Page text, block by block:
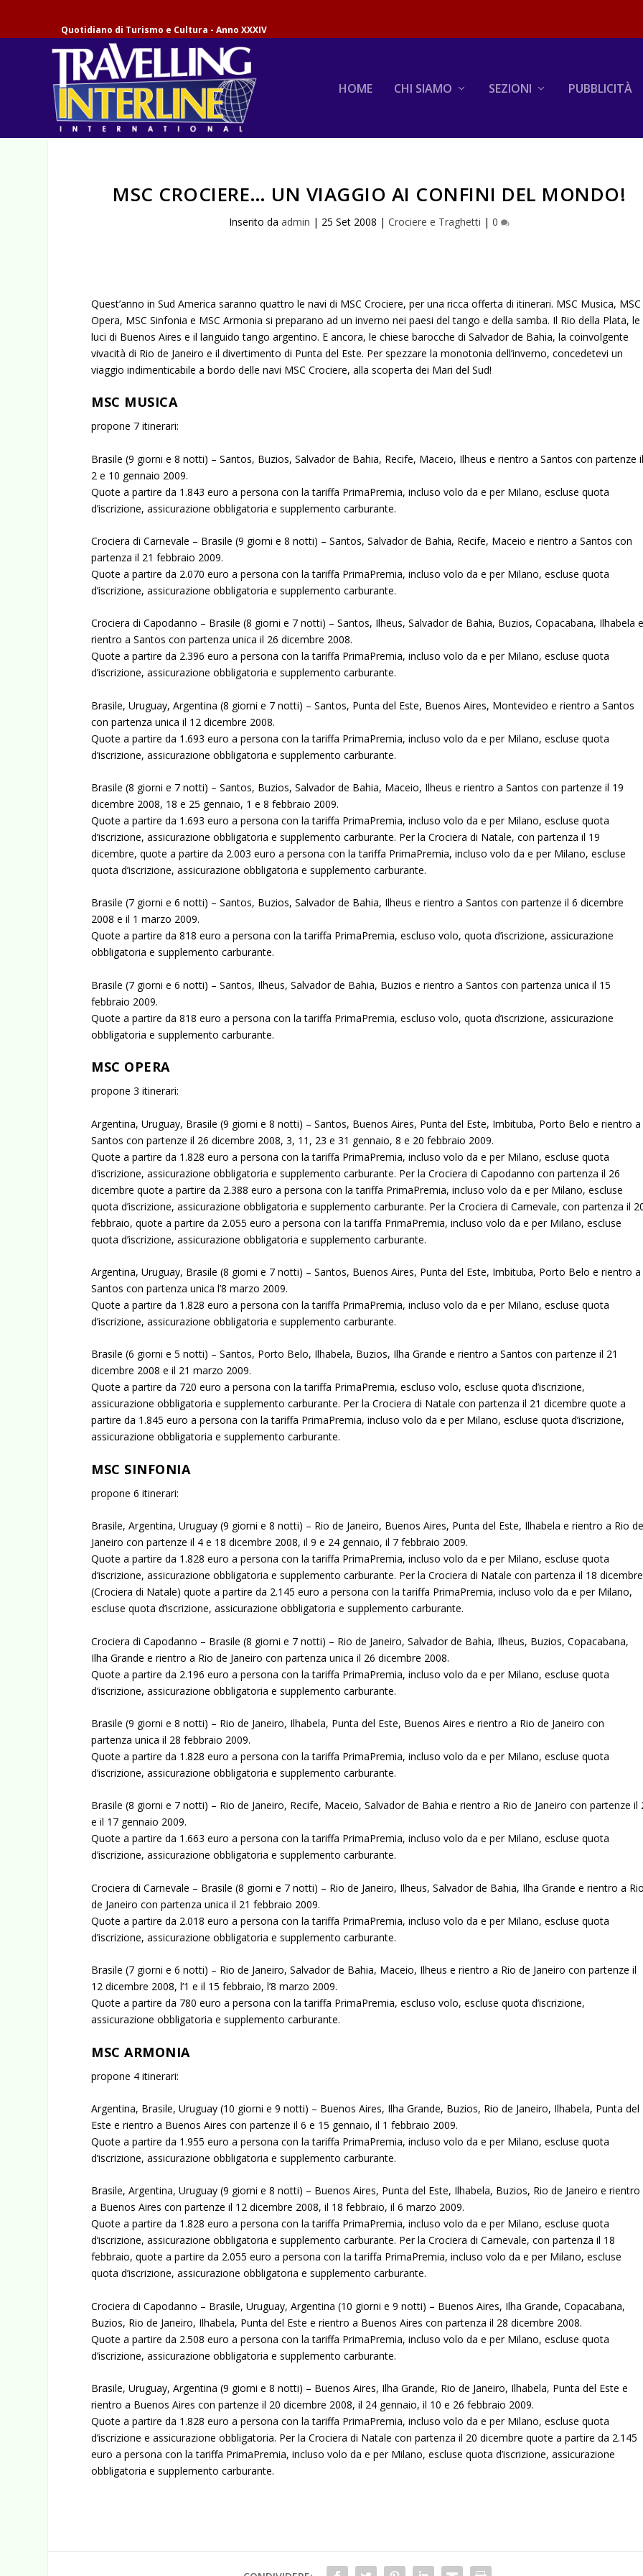
Quotidiano di Turismo e Cultura - Anno XXXIV
HOME CHI SIAMO SEZIONI PUBBLICITÀ
MSC CROCIERE… UN VIAGGIO AI CONFINI DEL MONDO!
Inserito daadmin | 25 Set 2008 |Crociere e Traghetti |0
Quest’anno in Sud America saranno quattro le navi di MSC Crociere, per una ricca offerta di itinerari. MSC Musica, MSC
Opera, MSC Sinfonia e MSC Armonia si preparano ad un inverno nei paesi del tango e della samba. Il Rio della Plata, le
luci di Buenos Aires e il languido tango argentino. E ancora, le chiese barocche di Salvador de Bahia, la coinvolgente
vivacità di Rio de Janeiro e il divertimento di Punta del Este. Per spezzare la monotonia dell’inverno, concedetevi un
viaggio indimenticabile a bordo delle navi MSC Crociere, alla scoperta dei Mari del Sud!
MSC MUSICA
propone 7 itinerari:
Brasile (9 giorni e 8 notti) – Santos, Buzios, Salvador de Bahia, Recife, Maceio, Ilheus e rientro a Santos con partenze
2 e 10 gennaio 2009.
Quote a partire da 1.843 euro a persona con la tariffa PrimaPremia, incluso volo da e per Milano, escluse quota
d’iscrizione, assicurazione obbligatoria e supplemento carburante.
Crociera di Carnevale – Brasile (9 giorni e 8 notti) – Santos, Salvador de Bahia, Recife, Maceio e rientro a Santos con
partenza il 21 febbraio 2009.
Quote a partire da 2.070 euro a persona con la tariffa PrimaPremia, incluso volo da e per Milano, escluse quota
d’iscrizione, assicurazione obbligatoria e supplemento carburante.
Crociera di Capodanno – Brasile (8 giorni e 7 notti) – Santos, Ilheus, Salvador de Bahia, Buzios, Copacabana, Ilhabela
rientro a Santos con partenza unica il 26 dicembre 2008.
Quote a partire da 2.396 euro a persona con la tariffa PrimaPremia, incluso volo da e per Milano, escluse quota
d’iscrizione, assicurazione obbligatoria e supplemento carburante.
Brasile, Uruguay, Argentina (8 giorni e 7 notti) – Santos, Punta del Este, Buenos Aires, Montevideo e rientro a Santos
con partenza unica il 12 dicembre 2008.
Quote a partire da 1.693 euro a persona con la tariffa PrimaPremia, incluso volo da e per Milano, escluse quota
d’iscrizione, assicurazione obbligatoria e supplemento carburante.
Brasile (8 giorni e 7 notti) – Santos, Buzios, Salvador de Bahia, Maceio, Ilheus e rientro a Santos con partenze il 19
dicembre 2008, 18 e 25 gennaio, 1 e 8 febbraio 2009.
Quote a partire da 1.693 euro a persona con la tariffa PrimaPremia, incluso volo da e per Milano, escluse quota
d’iscrizione, assicurazione obbligatoria e supplemento carburante. Per la Crociera di Natale, con partenza il 19
dicembre, quote a partire da 2.003 euro a persona con la tariffa PrimaPremia, incluso volo da e per Milano, escluse
quota d’iscrizione, assicurazione obbligatoria e supplemento carburante.
Brasile (7 giorni e 6 notti) – Santos, Buzios, Salvador de Bahia, Ilheus e rientro a Santos con partenze il 6 dicembre
2008 e il 1 marzo 2009.
Quote a partire da 818 euro a persona con la tariffa PrimaPremia, escluso volo, quota d’iscrizione, assicurazione
obbligatoria e supplemento carburante.
Brasile (7 giorni e 6 notti) – Santos, Ilheus, Salvador de Bahia, Buzios e rientro a Santos con partenza unica il 15
febbraio 2009.
Quote a partire da 818 euro a persona con la tariffa PrimaPremia, escluso volo, quota d’iscrizione, assicurazione
obbligatoria e supplemento carburante.
MSC OPERA
propone 3 itinerari:
Argentina, Uruguay, Brasile (9 giorni e 8 notti) – Santos, Buenos Aires, Punta del Este, Imbituba, Porto Belo e rientro a
Santos con partenze il 26 dicembre 2008, 3, 11, 23 e 31 gennaio, 8 e 20 febbraio 2009.
Quote a partire da 1.828 euro a persona con la tariffa PrimaPremia, incluso volo da e per Milano, escluse quota
d’iscrizione, assicurazione obbligatoria e supplemento carburante. Per la Crociera di Capodanno con partenza il 26
dicembre quote a partire da 2.388 euro a persona con la tariffa PrimaPremia, incluso volo da e per Milano, escluse
quota d’iscrizione, assicurazione obbligatoria e supplemento carburante. Per la Crociera di Carnevale, con partenza il
febbraio, quote a partire da 2.055 euro a persona con la tariffa PrimaPremia, incluso volo da e per Milano, escluse
quota d’iscrizione, assicurazione obbligatoria e supplemento carburante.
Argentina, Uruguay, Brasile (8 giorni e 7 notti) – Santos, Buenos Aires, Punta del Este, Imbituba, Porto Belo e rientro a
Santos con partenza unica l’8 marzo 2009.
Quote a partire da 1.828 euro a persona con la tariffa PrimaPremia, incluso volo da e per Milano, escluse quota
d’iscrizione, assicurazione obbligatoria e supplemento carburante.
Brasile (6 giorni e 5 notti) – Santos, Porto Belo, Ilhabela, Buzios, Ilha Grande e rientro a Santos con partenze il 21
dicembre 2008 e il 21 marzo 2009.
Quote a partire da 720 euro a persona con la tariffa PrimaPremia, escluso volo, escluse quota d’iscrizione,
assicurazione obbligatoria e supplemento carburante. Per la Crociera di Natale con partenza il 21 dicembre quote a
partire da 1.845 euro a persona con la tariffa PrimaPremia, incluso volo da e per Milano, escluse quota d’iscrizione,
assicurazione obbligatoria e supplemento carburante.
MSC SINFONIA
propone 6 itinerari:
Brasile, Argentina, Uruguay (9 giorni e 8 notti) – Rio de Janeiro, Buenos Aires, Punta del Este, Ilhabela e rientro a Rio
Janeiro con partenze il 4 e 18 dicembre 2008, il 9 e 24 gennaio, il 7 febbraio 2009.
Quote a partire da 1.828 euro a persona con la tariffa PrimaPremia, incluso volo da e per Milano, escluse quota
d’iscrizione, assicurazione obbligatoria e supplemento carburante. Per la Crociera di Natale con partenza il 18 dicembre
(Crociera di Natale) quote a partire da 2.145 euro a persona con la tariffa PrimaPremia, incluso volo da e per Milano,
escluse quota d’iscrizione, assicurazione obbligatoria e supplemento carburante.
Crociera di Capodanno – Brasile (8 giorni e 7 notti) – Rio de Janeiro, Salvador de Bahia, Ilheus, Buzios, Copacabana,
Ilha Grande e rientro a Rio de Janeiro con partenza unica il 26 dicembre 2008.
Quote a partire da 2.196 euro a persona con la tariffa PrimaPremia, incluso volo da e per Milano, escluse quota
d’iscrizione, assicurazione obbligatoria e supplemento carburante.
Brasile (9 giorni e 8 notti) – Rio de Janeiro, Ilhabela, Punta del Este, Buenos Aires e rientro a Rio de Janeiro con
partenza unica il 28 febbraio 2009.
Quote a partire da 1.828 euro a persona con la tariffa PrimaPremia, incluso volo da e per Milano, escluse quota
d’iscrizione, assicurazione obbligatoria e supplemento carburante.
Brasile (8 giorni e 7 notti) – Rio de Janeiro, Recife, Maceio, Salvador de Bahia e rientro a Rio de Janeiro con partenze il
e il 17 gennaio 2009.
Quote a partire da 1.663 euro a persona con la tariffa PrimaPremia, incluso volo da e per Milano, escluse quota
d’iscrizione, assicurazione obbligatoria e supplemento carburante.
Crociera di Carnevale – Brasile (8 giorni e 7 notti) – Rio de Janeiro, Ilheus, Salvador de Bahia, Ilha Grande e rientro a
de Janeiro con partenza unica il 21 febbraio 2009.
Quote a partire da 2.018 euro a persona con la tariffa PrimaPremia, incluso volo da e per Milano, escluse quota
d’iscrizione, assicurazione obbligatoria e supplemento carburante.
Brasile (7 giorni e 6 notti) – Rio de Janeiro, Salvador de Bahia, Maceio, Ilheus e rientro a Rio de Janeiro con partenze il
12 dicembre 2008, l’1 e il 15 febbraio, l’8 marzo 2009.
Quote a partire da 780 euro a persona con la tariffa PrimaPremia, escluso volo, escluse quota d’iscrizione,
assicurazione obbligatoria e supplemento carburante.
MSC ARMONIA
propone 4 itinerari:
Argentina, Brasile, Uruguay (10 giorni e 9 notti) – Buenos Aires, Ilha Grande, Buzios, Rio de Janeiro, Ilhabela, Punta del
Este e rientro a Buenos Aires con partenze il 6 e 15 gennaio, il 1 febbraio 2009.
Quote a partire da 1.955 euro a persona con la tariffa PrimaPremia, incluso volo da e per Milano, escluse quota
d’iscrizione, assicurazione obbligatoria e supplemento carburante.
Brasile, Argentina, Uruguay (9 giorni e 8 notti) – Buenos Aires, Punta del Este, Ilhabela, Buzios, Rio de Janeiro e rientro
a Buenos Aires con partenze il 12 dicembre 2008, il 18 febbraio, il 6 marzo 2009.
Quote a partire da 1.828 euro a persona con la tariffa PrimaPremia, incluso volo da e per Milano, escluse quota
d’iscrizione, assicurazione obbligatoria e supplemento carburante. Per la Crociera di Carnevale, con partenza il 18
febbraio, quote a partire da 2.055 euro a persona con la tariffa PrimaPremia, incluso volo da e per Milano, escluse
quota d’iscrizione, assicurazione obbligatoria e supplemento carburante.
Crociera di Capodanno – Brasile, Uruguay, Argentina (10 giorni e 9 notti) – Buenos Aires, Ilha Grande, Copacabana,
Buzios, Rio de Janeiro, Ilhabela, Punta del Este e rientro a Buenos Aires con partenza il 28 dicembre 2008.
Quote a partire da 2.508 euro a persona con la tariffa PrimaPremia, incluso volo da e per Milano, escluse quota
d’iscrizione, assicurazione obbligatoria e supplemento carburante.
Brasile, Uruguay, Argentina (9 giorni e 8 notti) – Buenos Aires, Ilha Grande, Rio de Janeiro, Ilhabela, Punta del Este e
rientro a Buenos Aires con partenze il 20 dicembre 2008, il 24 gennaio, il 10 e 26 febbraio 2009.
Quote a partire da 1.828 euro a persona con la tariffa PrimaPremia, incluso volo da e per Milano, escluse quota
d’iscrizione e assicurazione obbligatoria. Per la Crociera di Natale con partenza il 20 dicembre quote a partire da 2.145
euro a persona con la tariffa PrimaPremia, incluso volo da e per Milano, escluse quota d’iscrizione, assicurazione
obbligatoria e supplemento carburante.